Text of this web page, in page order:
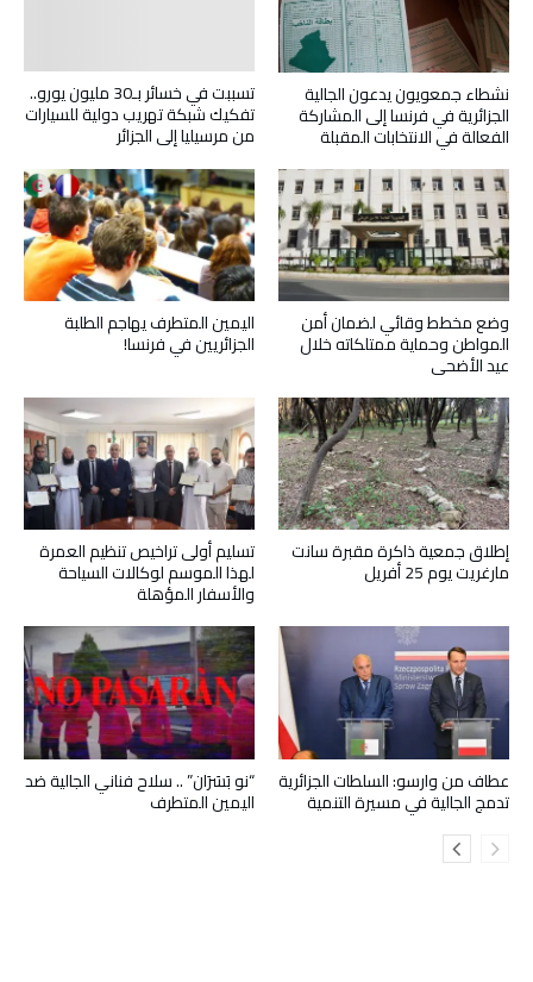
تسببت في خسائر بـ30 مليون يورو..
تفكيك شبكة تهريب دولية للسيارات
من مرسيليا إلى الجزائر
نشطاء جمعويون يدعون الجالية
الجزائرية في فرنسا إلى المشاركة
الفعالة في الانتخابات المقبلة
اليمين المتطرف يهاجم الطلبة
الجزائريين في فرنسا!
وضع مخطط وقائي لضمان أمن
المواطن وحماية ممتلكاته خلال
عيد الأضحى
تسليم أولى تراخيص تنظيم العمرة
لهذا الموسم لوكالات السياحة
والأسفار المؤهلة
إطلاق جمعية ذاكرة مقبرة سانت
مارغريت يوم 25 أفريل
“نو بَسَرَان” .. سلاح فناني الجالية ضد
اليمين المتطرف
عطاف من وارسو: السلطات الجزائرية
تدمج الجالية في مسيرة التنمية